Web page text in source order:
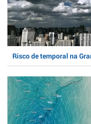
Risco de temporal na